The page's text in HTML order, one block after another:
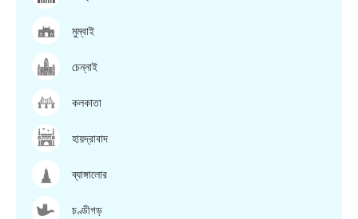
মুম্বাই
চেন্নাই
কলকাতা
হায়দ্রাবাদ
ব্যাঙ্গালোর
চণ্ডীগড়